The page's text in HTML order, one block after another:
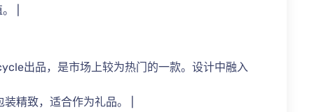
|
出品，是市场上较为热门的一款。设计中融入
精致，适合作为礼品。 |